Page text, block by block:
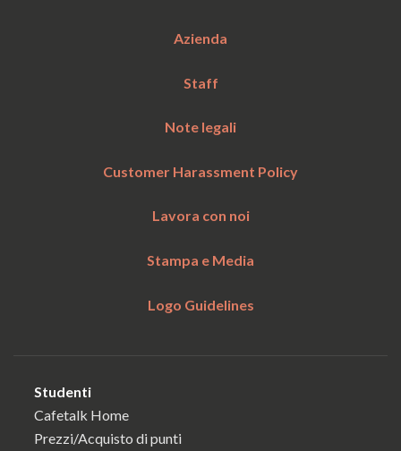
Azienda
Staff
Note legali
Customer Harassment Policy
Lavora con noi
Stampa e Media
Logo Guidelines
Studenti
Cafetalk Home
Prezzi/Acquisto di punti